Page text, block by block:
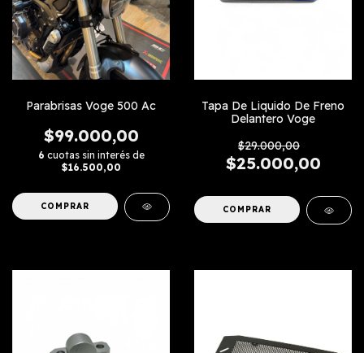
Parabrisas Voge 500 Ac
$99.000,00
6 cuotas sin interés de
$16.500,00
Tapa De Liquido De Freno
Delantero Voge
$29.000,00
$25.000,00
COMPRAR